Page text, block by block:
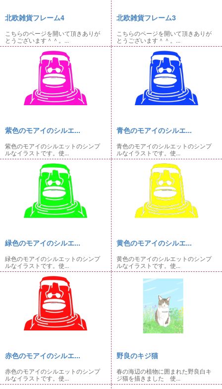
北欧雑貨フレーム4
こちらのページを開いて頂きありが
とうございます＾＾。...
北欧雑貨フレーム3
こちらのページを開いて頂きありが
とうございます＾＾。...
紫色のモアイのシルエ...
紫色のモアイのシルエットのシンプ
ルなイラストです。使...
青色のモアイのシルエ...
青色のモアイのシルエットのシンプ
ルなイラストです。使...
緑色のモアイのシルエ...
緑色のモアイのシルエットのシンプ
ルなイラストです。使...
黄色のモアイのシルエ...
黄色のモアイのシルエットのシンプ
ルなイラストです。使...
赤色のモアイのシルエ...
赤色のモアイのシルエットのシンプ
ルなイラストです。使...
野良のキジ猫
春の海辺の植物に囲まれた野良白キ
ジ猫を描きました 使...